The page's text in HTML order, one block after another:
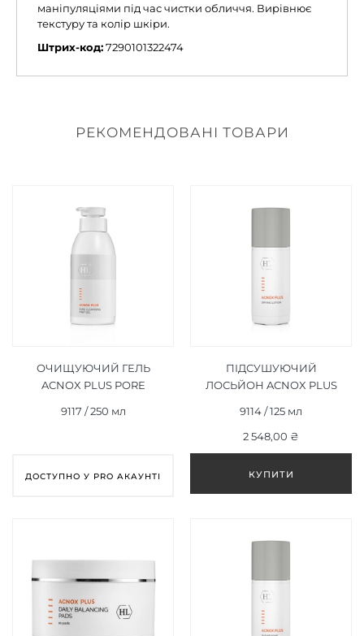
маніпуляціями під час чистки обличчя. Вирівнює
текстуру та колір шкіри.
Штрих-код:7290101322474
РЕКОМЕНДОВАНІ ТОВАРИ
ОЧИЩУЮЧИЙ ГЕЛЬ
ACNOX PLUS PORE
МЛ
9117 / 250 мл
ДОСТУПНО У PRO АКАУНТІ
ПІДСУШУЮЧИЙ
ЛОСЬЙОН ACNOX PLUS
9114 / 125 мл
2 548,00 ₴